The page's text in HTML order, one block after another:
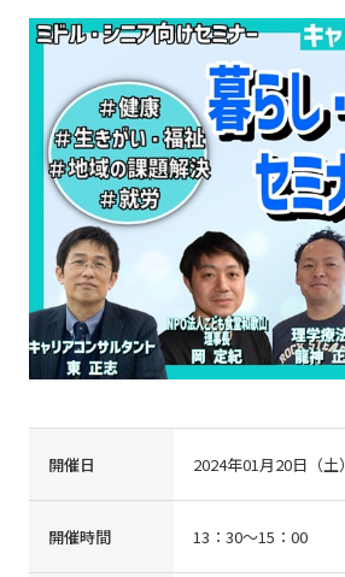
開催日 2024年01月20日（土）
開催時間 13：30～15：00